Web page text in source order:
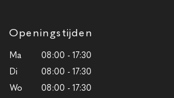
Openingstijden
Ma
08:00 - 17:30
Di
08:00 - 17:30
Wo
08:00 - 17:30